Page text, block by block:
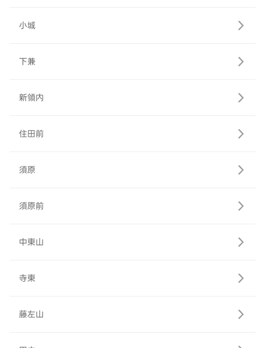
小城
下兼
新領内
住田前
須原
須原前
中東山
寺東
藤左山